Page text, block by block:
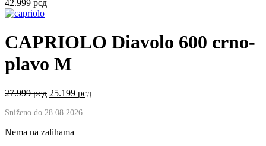
42.999 рсд
CAPRIOLO Diavolo 600 crno-
plavo M
27.999рсд Originalna
je
27.999 рсд.
25.199 рсдTrenutna
Sniženo do 28.08.2026.
Nema na zalihama